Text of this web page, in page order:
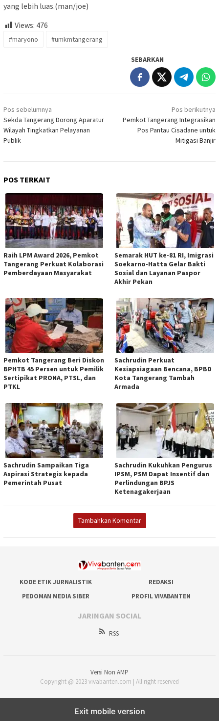
yang lebih luas.(man/joe)
Views: 476
#maryono #umkmtangerang
SEBARKAN
Navigasi
pos
Pos sebelumnya
Sekda Tangerang Dorong Aparatur
Wilayah Tingkatkan Pelayanan
Publik
Pos berikutnya
Pemkot Tangerang Integrasikan
Pos Pantau Cisadane untuk
Mitigasi Banjir
POS TERKAIT
Raih LPM Award 2026, Pemkot
Tangerang Perkuat Kolaborasi
Pemberdayaan Masyarakat
Semarak HUT ke-81 RI, Imigrasi
Soekarno-Hatta Gelar Bakti
Sosial dan Layanan Paspor
Akhir Pekan
Pemkot Tangerang Beri Diskon
BPHTB 45 Persen untuk Pemilik
Sertipikat PRONA, PTSL, dan
PTKL
Sachrudin Perkuat
Kesiapsiagaan Bencana, BPBD
Kota Tangerang Tambah
Armada
Sachrudin Sampaikan Tiga
Aspirasi Strategis kepada
Pemerintah Pusat
Sachrudin Kukuhkan Pengurus
IPSM, PSM Dapat Insentif dan
Perlindungan BPJS
Ketenagakerjaan
Tambahkan Komentar
KODE ETIK JURNALISTIK
REDAKSI
PEDOMAN MEDIA SIBER
PROFIL VIVABANTEN
JARINGAN SOCIAL
RSS
Versi Non AMP
Copyright @ 2023 vivabanten.com | All right reserved
Exit mobile version